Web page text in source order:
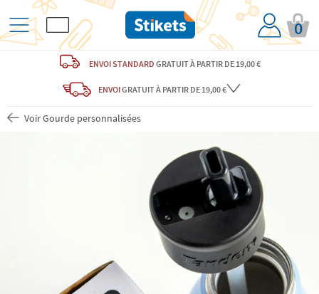
0
ENVOI STANDARD GRATUITÀ PARTIR DE 19,00 €
ENVOIGRATUITÀ PARTIR DE 19,00 €
Voir Gourde personnalisées